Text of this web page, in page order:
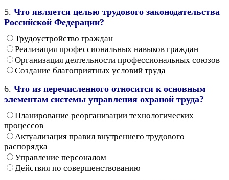
5. Что является целью трудового законодательства
Российской Федерации?
Трудоустройство граждан
Реализация профессиональных навыков граждан
Организация деятельности профессиональных союзов
Создание благоприятных условий труда
6. Что из перечисленного относится к основным
элементам системы управления охраной труда?
Планирование реорганизации технологических
процессов
Актуализация правил внутреннего трудового
распорядка
Управление персоналом
Действия по совершенствованию